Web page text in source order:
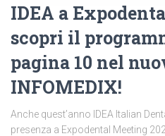
IDEA a
scopri il
pagina 10 nel
INFOMEDIX!
Anche quest’anno IDEA Italian
presenza a Expodental Meeting